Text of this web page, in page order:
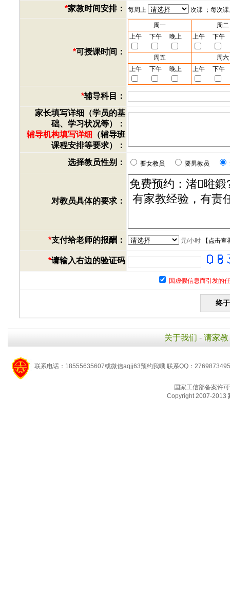
*家教时间安排： 每周上 次课 ；每次
*可授课时间：
周一
周二
上午
下午 晚上 上午 下午
周五
周六
上午
下午 晚上 上午 下午
*辅导科目：
家长填写详细（学员的基
础、学习状况等）：
辅导机构填写详细 （辅导班
课程安排等要求）：
选择教员性别：
要女教员 要男教员
对教员具体的要求：
*支付给老师的报酬： 元/小时【 点击查
*请输入右边的验证码
因虚假信息而引发的
关于我们 - 请家教
联系电话：18555635607或微信aqjj63预约我哦 联系QQ：
国家工信部备案许
Copyright 2007-2013